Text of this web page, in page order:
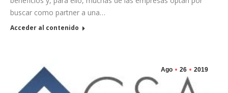
buscar como partner a una…
Acceder al contenido
Ago 26 2019